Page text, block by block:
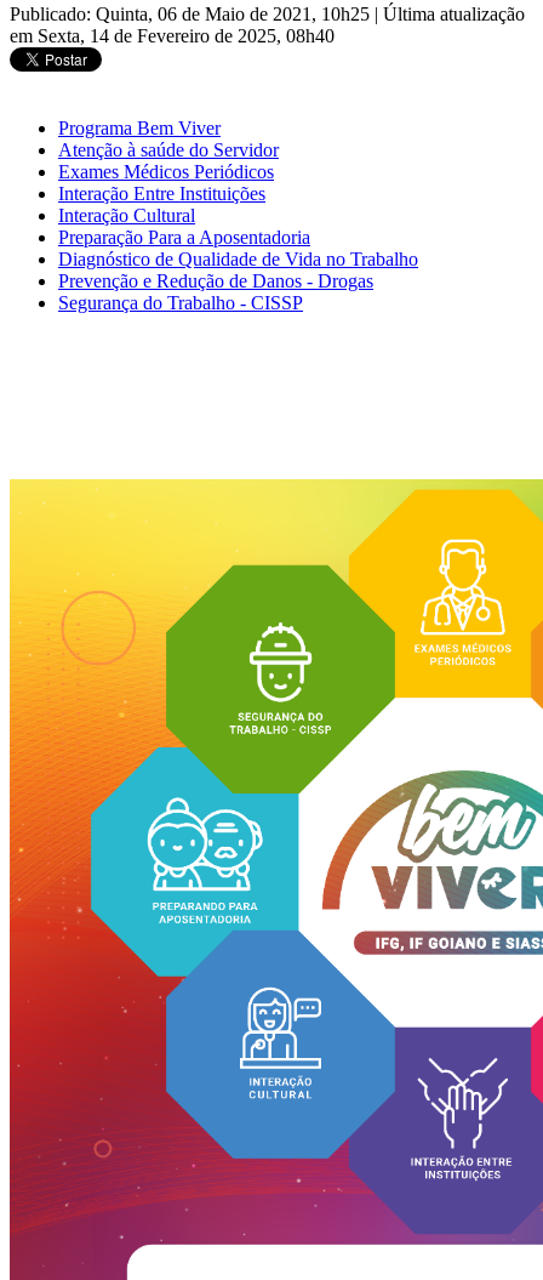
Publicado: Quinta, 06 de Maio de 2021, 10h25 | Última atualização
em Sexta, 14 de Fevereiro de 2025, 08h40
Programa Bem Viver
Atenção à saúde do Servidor
Exames Médicos Periódicos
Interação Entre Instituições
Interação Cultural
Preparação Para a Aposentadoria
Diagnóstico de Qualidade de Vida no Trabalho
Prevenção e Redução de Danos - Drogas
Segurança do Trabalho - CISSP